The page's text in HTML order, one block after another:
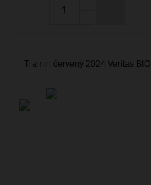
Tramín červený 2024 Veritas BIO